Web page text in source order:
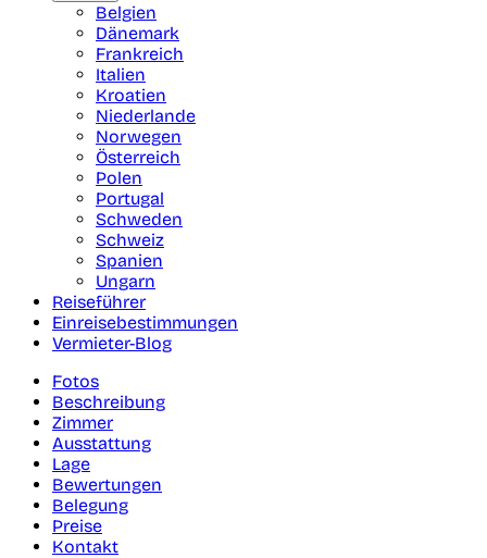
Belgien
Dänemark
Frankreich
Italien
Kroatien
Niederlande
Norwegen
Österreich
Polen
Portugal
Schweden
Schweiz
Spanien
Ungarn
Reiseführer
Einreisebestimmungen
Vermieter-Blog
Fotos
Beschreibung
Zimmer
Ausstattung
Lage
Bewertungen
Belegung
Preise
Kontakt